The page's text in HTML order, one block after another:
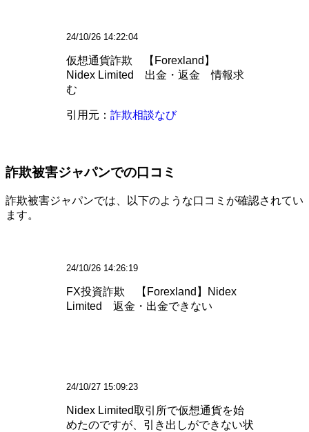
24/10/26 14:22:04
仮想通貨詐欺 【Forexland】
Nidex Limited 出金・返金 情報求
む
引用元： 詐欺相談なび
詐欺被害ジャパンでの口コミ
詐欺被害ジャパンでは、以下のような口コミが確認されてい
ます。
24/10/26 14:26:19
FX投資詐欺 【Forexland】Nidex
Limited 返金・出金できない
24/10/27 15:09:23
Nidex Limited取引所で仮想通貨を始
めたのですが、引き出しができない状